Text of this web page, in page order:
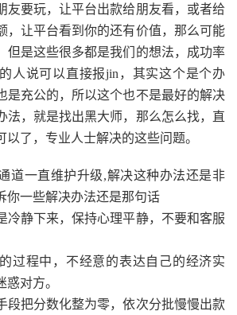
友要玩，让平台出款给朋友看，或者给
，让平台看到你的还有价值，那么可能
但是这些很多都是我们的想法，成功率
人说可以直接报jin，其实这个是个办
是充公的，所以这个也不是最好的解决
法，就是找出黑大师，那么怎么找，直
了，专业人士解决的这些问题。
道一直维护升级,解决这种办法还是非
你一些解决办法还是那句话
冷静下来，保持心理平静，不要和客服
过程中，不经意的表达自己的经济实
对方。
段把分数化整为零，依次分批慢慢出款